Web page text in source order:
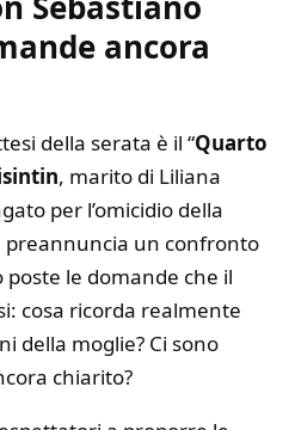
ancora
della serata è il “Quarto
, marito di Liliana
per l’omicidio della
preannuncia un confronto
le domande che il
cosa ricorda realmente
della moglie? Ci sono
chiarito?